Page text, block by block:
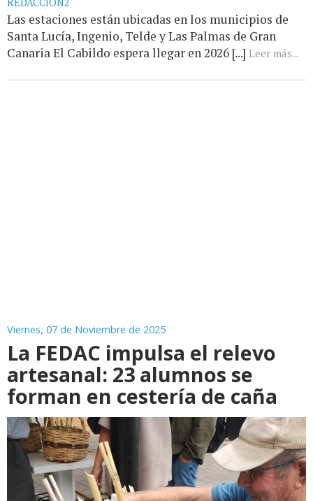
Las estaciones están ubicadas en los municipios de
Santa Lucía, Ingenio, Telde y Las Palmas de Gran
Canaria El Cabildo espera llegar en 2026 [...] Leer más...
Viernes, 07 de Noviembre de 2025
La FEDAC impulsa el relevo
artesanal: 23 alumnos se
forman en cestería de caña